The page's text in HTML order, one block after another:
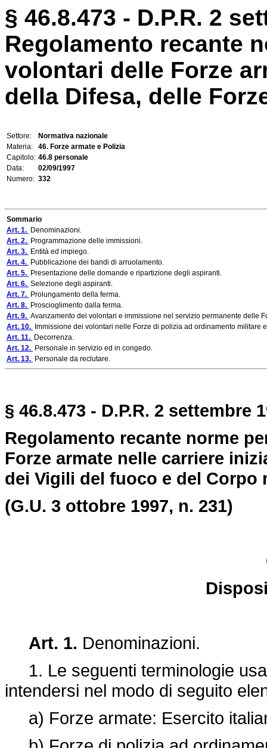
§ 46.8.473 - D.P.R. 2
Regolamento recante
volontari delle Forze
della Difesa, delle
Settore:
Normativa nazionale
Materia:
46. Forze armate e Polizia
Capitolo: 46.8 personale
Data:
02/09/1997
Numero: 332
Sommario
Art. 1. Denominazioni.
Art. 2. Programmazione delle immissioni.
Art. 3. Entità ed impiego.
Art. 4. Pubblicazione dei bandi di arruolamento.
Art. 5. Presentazione delle domande e ripartizione degli aspiranti.
Art. 6. Selezione degli aspiranti.
Art. 7. Prolungamento della ferma.
Art. 8. Proscioglimento dalla ferma.
Art. 9. Avanzamento dei volontari e immissione nel servizio permanente delle
Art. 10.
Immissione dei volontari nelle Forze di polizia ad ordinamento militare
Art. 11. Decorrenza.
Art. 12. Personale in servizio ed in congedo.
Art. 13. Personale da reclutare.
§ 46.8.473 - D.P.R. 2 settembre
Regolamento recante norme
Forze armate nelle carriere
dei Vigili del fuoco e del Corpo
(G.U. 3 ottobre 1997, n. 231)
Art. 1. Denominazioni.
1. Le seguenti terminologie
intendersi nel modo di seguito
a) Forze armate: Esercito